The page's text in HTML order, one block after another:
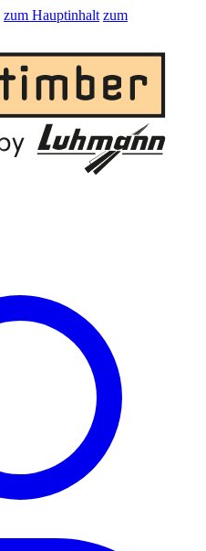
zum Hauptinhalt zum